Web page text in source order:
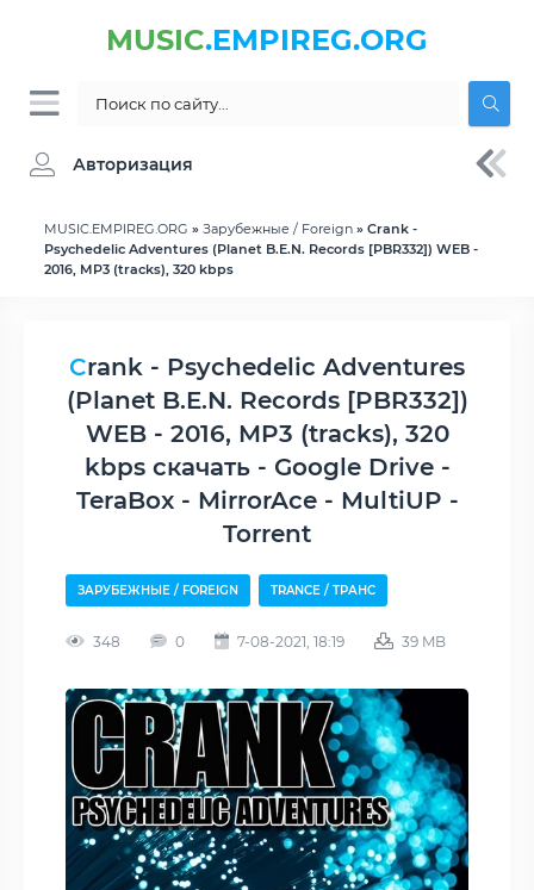
MUSIC.EMPIREG.ORG
Авторизация
MUSIC.EMPIREG.ORG » Зарубежные / Foreign » Crank -
Psychedelic Adventures (Planet B.E.N. Records [PBR332]) WEB -
2016, MP3 (tracks), 320 kbps
Crank - Psychedelic Adventures
(Planet B.E.N. Records [PBR332])
WEB - 2016, MP3 (tracks), 320
kbps скачать - Google Drive -
TeraBox - MirrorAce - MultiUP -
Torrent
ЗАРУБЕЖНЫЕ / FOREIGN TRANCE / ТРАНС
348 0 7-08-2021, 18:19 39 MB